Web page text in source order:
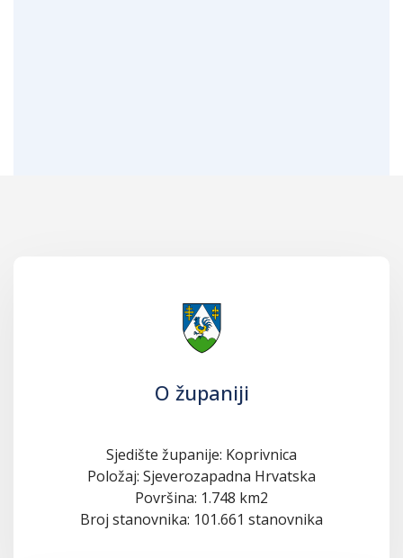
O županiji
Sjedište županije: Koprivnica
Položaj: Sjeverozapadna Hrvatska
Površina: 1.748 km2
Broj stanovnika: 101.661 stanovnika